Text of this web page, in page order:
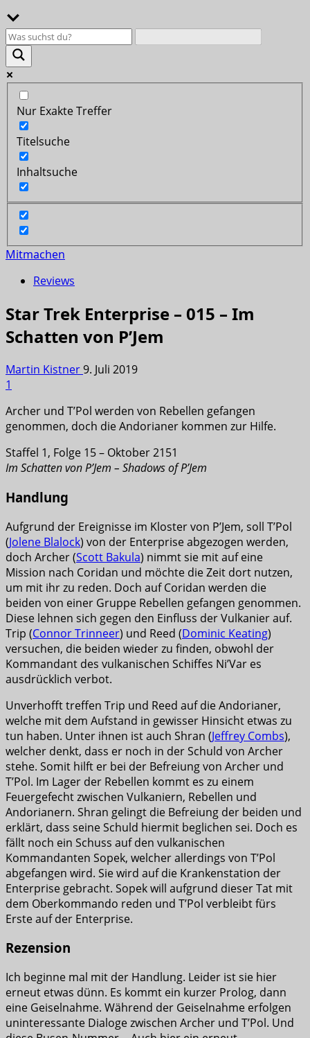
Nur Exakte Treffer
Titelsuche
Inhaltsuche
Mitmachen
Reviews
Star Trek Enterprise – 015 – Im
Schatten von P’Jem
Martin Kistner9. Juli 2019
1
Archer und T’Pol werden von Rebellen gefangen
genommen, doch die Andorianer kommen zur Hilfe.
Staffel 1, Folge 15 – Oktober 2151
Im Schatten von P’Jem – Shadows of P’Jem
Handlung
Aufgrund der Ereignisse im Kloster von P’Jem, soll T’Pol
(Jolene Blalock) von der Enterprise abgezogen werden,
doch Archer (Scott Bakula) nimmt sie mit auf eine
Mission nach Coridan und möchte die Zeit dort nutzen,
um mit ihr zu reden. Doch auf Coridan werden die
beiden von einer Gruppe Rebellen gefangen genommen.
Diese lehnen sich gegen den Einfluss der Vulkanier auf.
Trip (Connor Trinneer) und Reed (Dominic Keating)
versuchen, die beiden wieder zu finden, obwohl der
Kommandant des vulkanischen Schiffes Ni’Var es
ausdrücklich verbot.
Unverhofft treffen Trip und Reed auf die Andorianer,
welche mit dem Aufstand in gewisser Hinsicht etwas zu
tun haben. Unter ihnen ist auch Shran (Jeffrey Combs),
welcher denkt, dass er noch in der Schuld von Archer
stehe. Somit hilft er bei der Befreiung von Archer und
T’Pol. Im Lager der Rebellen kommt es zu einem
Feuergefecht zwischen Vulkaniern, Rebellen und
Andorianern. Shran gelingt die Befreiung der beiden und
erklärt, dass seine Schuld hiermit beglichen sei. Doch es
fällt noch ein Schuss auf den vulkanischen
Kommandanten Sopek, welcher allerdings von T’Pol
abgefangen wird. Sie wird auf die Krankenstation der
Enterprise gebracht. Sopek will aufgrund dieser Tat mit
dem Oberkommando reden und T’Pol verbleibt fürs
Erste auf der Enterprise.
Rezension
Ich beginne mal mit der Handlung. Leider ist sie hier
erneut etwas dünn. Es kommt ein kurzer Prolog, dann
eine Geiselnahme. Während der Geiselnahme erfolgen
uninteressante Dialoge zwischen Archer und T’Pol. Und